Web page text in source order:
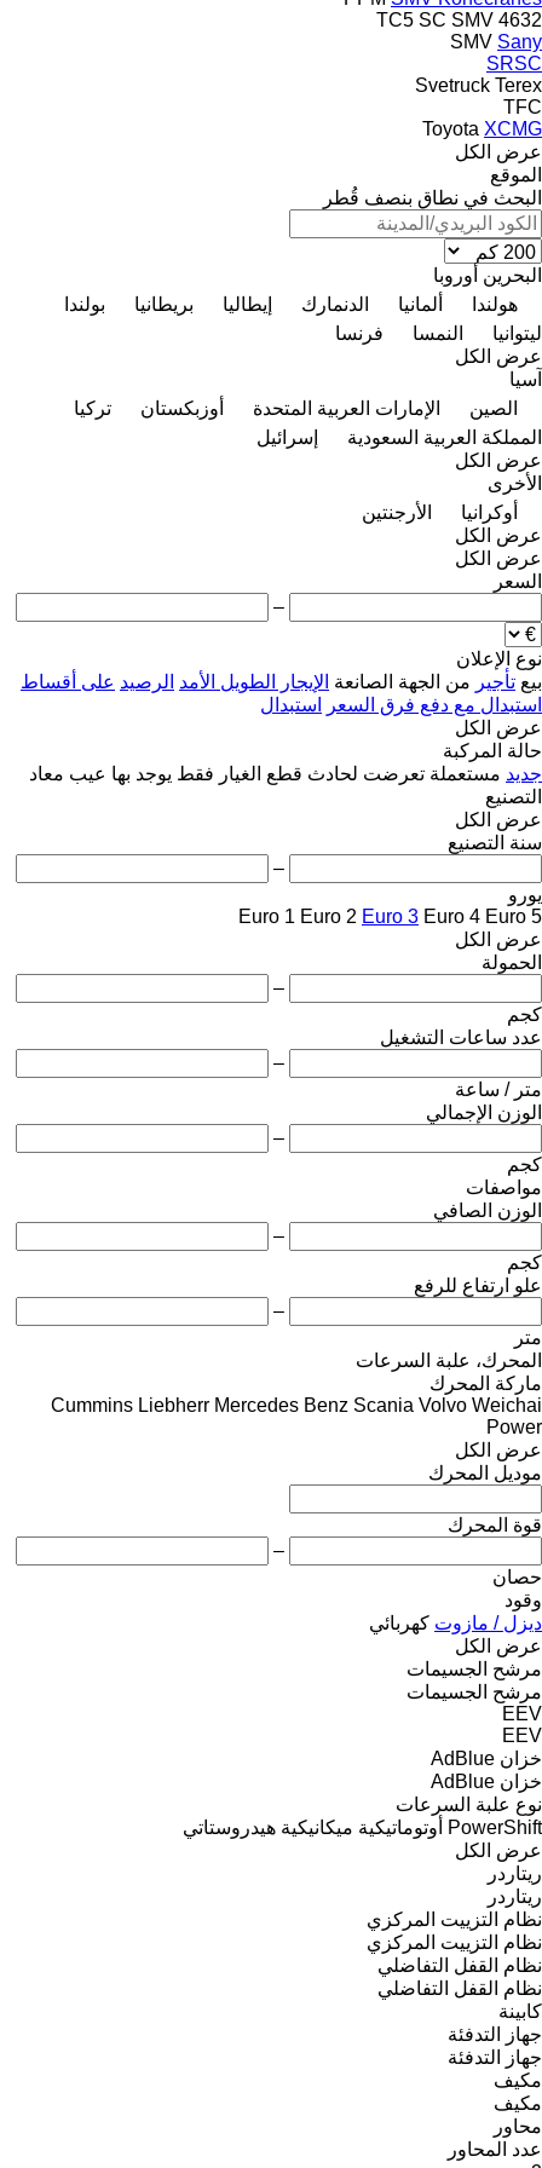
4632 TC5
SC SMV
SMV Sany
SRSC
Svetruck Terex
TFC
Toyota XCMG
عرض الكل
الموقع
البحث في نطاق بنصف قُطر
البحرين أوروبا
هولندا
ألمانيا الدنمارك إيطاليا بريطانيا
بولندا
ليتوانيا
النمسا
فرنسا
عرض الكل
آسيا
الصين
الإمارات العربية المتحدة أوزبكستان
تركيا
المملكة العربية السعودية
إسرائيل
عرض الكل
الأخرى
أوكرانيا
الأرجنتين
عرض الكل
عرض الكل
السعر
–
نوع الإعلان
بيع تأجير من الجهة الصانعة الإيجار الطويل الأمد الرصيد على أقساط
استبدال مع دفع فرق السعر
استبدال
عرض الكل
حالة المركبة
جديد مستعملة تعرضت لحادث قطع الغيار فقط يوجد بها عيب معاد
التصنيع
عرض الكل
سنة التصنيع
–
يورو
Euro 1 Euro 2 Euro 3 Euro 4 Euro 5
عرض الكل
الحمولة
–
كجم
عدد ساعات التشغيل
–
متر / ساعة
الوزن الإجمالي
–
كجم
مواصفات
الوزن الصافي
–
كجم
علو ارتفاع للرفع
–
متر
المحرك، علبة السرعات
ماركة المحرك
Cummins Liebherr Mercedes Benz Scania Volvo Weichai
Power
عرض الكل
موديل المحرك
قوة المحرك
–
حصان
وقود
ديزل / مازوت كهربائي
عرض الكل
مرشح الجسيمات
مرشح الجسيمات
EEV
EEV
خزان AdBlue
خزان AdBlue
نوع علبة السرعات
PowerShift
أوتوماتيكية ميكانيكية هيدروستاتي
عرض الكل
ريتاردر
ريتاردر
نظام التزييت المركزي
نظام التزييت المركزي
نظام القفل التفاضلي
نظام القفل التفاضلي
كابينة
جهاز التدفئة
جهاز التدفئة
مكيف
مكيف
محاور
عدد المحاور